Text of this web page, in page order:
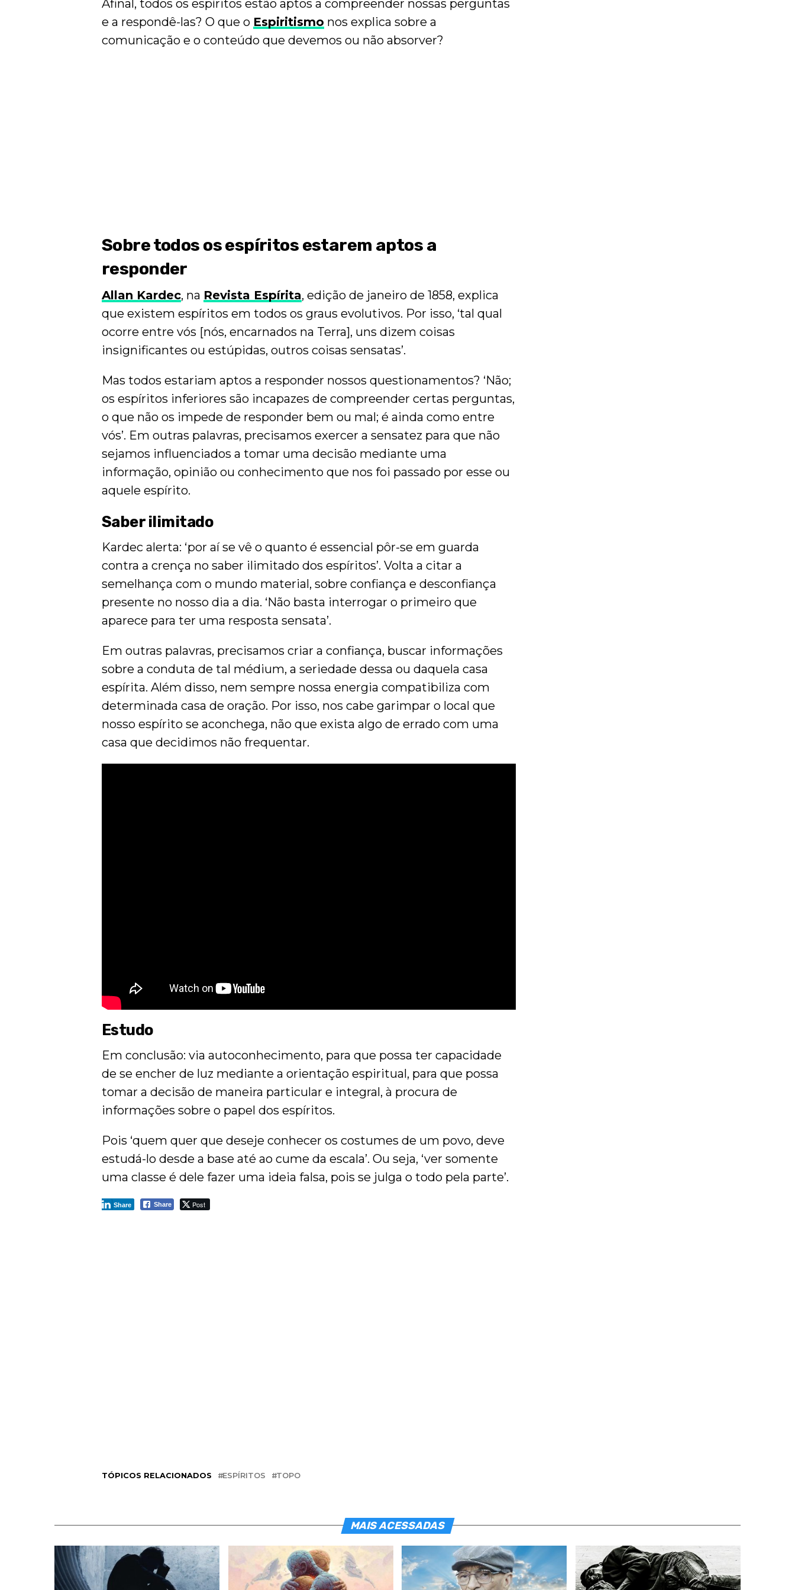
Afinal, todos os espíritos estão aptos a compreender nossas perguntas
e a respondê-las? O que o Espiritismo nos explica sobre a
comunicação e o conteúdo que devemos ou não absorver?
Sobre todos os espíritos estarem aptos a
responder
Allan Kardec, na Revista Espírita, edição de janeiro de 1858, explica
que existem espíritos em todos os graus evolutivos. Por isso, ‘tal qual
ocorre entre vós [nós, encarnados na Terra], uns dizem coisas
insignificantes ou estúpidas, outros coisas sensatas’.
Mas todos estariam aptos a responder nossos questionamentos? ‘Não;
os espíritos inferiores são incapazes de compreender certas perguntas,
o que não os impede de responder bem ou mal; é ainda como entre
vós’. Em outras palavras, precisamos exercer a sensatez para que não
sejamos influenciados a tomar uma decisão mediante uma
informação, opinião ou conhecimento que nos foi passado por esse ou
aquele espírito.
Saber ilimitado
Kardec alerta: ‘por aí se vê o quanto é essencial pôr-se em guarda
contra a crença no saber ilimitado dos espíritos’. Volta a citar a
semelhança com o mundo material, sobre confiança e desconfiança
presente no nosso dia a dia. ‘Não basta interrogar o primeiro que
aparece para ter uma resposta sensata’.
Em outras palavras, precisamos criar a confiança, buscar informações
sobre a conduta de tal médium, a seriedade dessa ou daquela casa
espírita. Além disso, nem sempre nossa energia compatibiliza com
determinada casa de oração. Por isso, nos cabe garimpar o local que
nosso espírito se aconchega, não que exista algo de errado com uma
casa que decidimos não frequentar.
Estudo
Em conclusão: via autoconhecimento, para que possa ter capacidade
de se encher de luz mediante a orientação espiritual, para que possa
tomar a decisão de maneira particular e integral, à procura de
informações sobre o papel dos espíritos.
Pois ‘quem quer que deseje conhecer os costumes de um povo, deve
estudá-lo desde a base até ao cume da escala’. Ou seja, ‘ver somente
uma classe é dele fazer uma ideia falsa, pois se julga o todo pela parte’.
Share Post
Share
TÓPICOS RELACIONADOS ESPÍRITOS TOPO
MAIS ACESSADAS